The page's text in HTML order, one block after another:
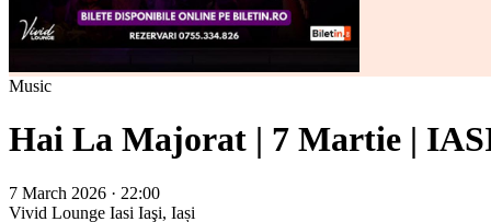
Music
Hai La Majorat | 7 Martie |
7 March 2026 · 22:00
Vivid Lounge Iasi Iaşi, Iași